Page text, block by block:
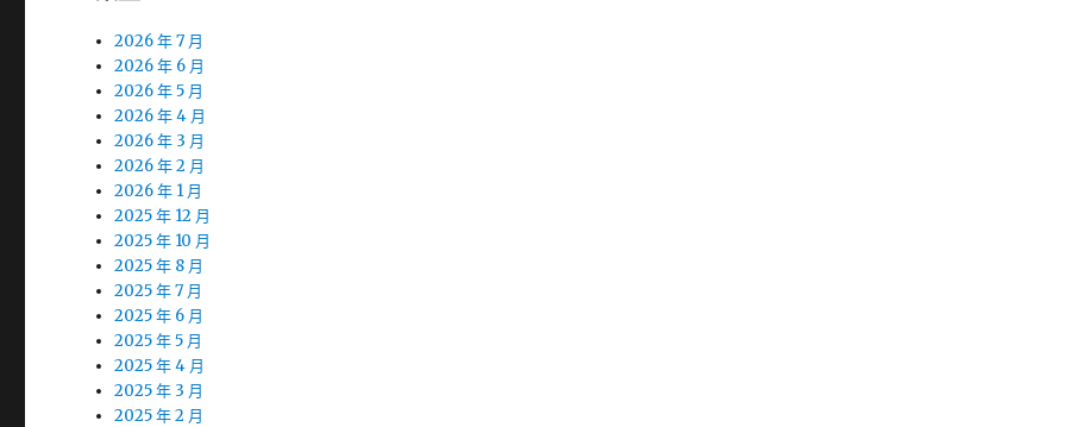
2026 年 7 月
2026 年 6 月
2026 年 5 月
2026 年 4 月
2026 年 3 月
2026 年 2 月
2026 年 1 月
2025 年 12 月
2025 年 10 月
2025 年 8 月
2025 年 7 月
2025 年 6 月
2025 年 5 月
2025 年 4 月
2025 年 3 月
2025 年 2 月